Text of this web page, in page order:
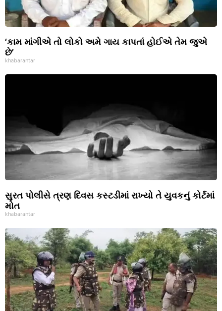
‘કામ માંગીએ તો લોકો અમે ગાય કાપતાં હોઈએ તેમ જુએ
છે’
khabarantar
સુરત પોલીસે ત્રણ દિવસ કસ્ટડીમાં રાખ્યો તે યુવકનું કોર્ટમાં
મોત
khabarantar